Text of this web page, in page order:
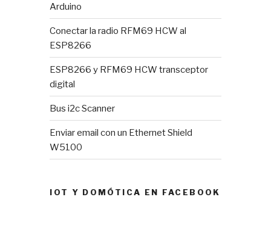
Arduino
Conectar la radio RFM69 HCW al
ESP8266
ESP8266 y RFM69 HCW transceptor
digital
Bus i2c Scanner
Enviar email con un Ethernet Shield
W5100
IOT Y DOMÓTICA EN FACEBOOK